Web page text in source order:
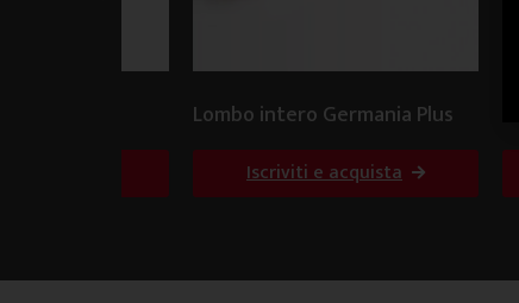
Lombo intero Germania Plus
Iscriviti e acquista